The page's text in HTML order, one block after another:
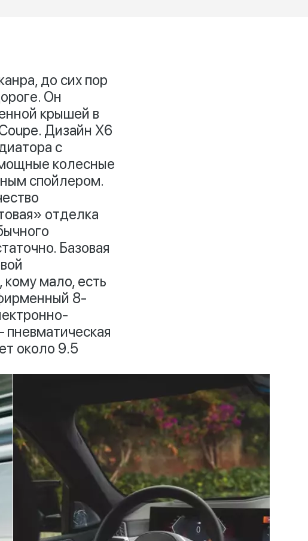
до сих пор
Он
крышей в
Дизайн X6
с
колесные
спойлером.
отделка
Базовая
мало, есть
8-
около 9.5